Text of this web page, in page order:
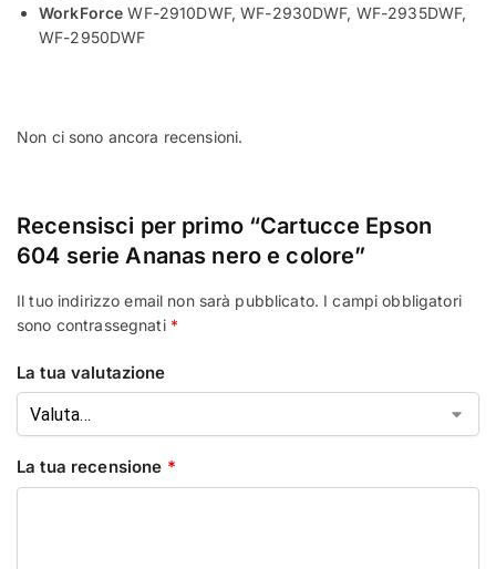
WorkForce WF-2910DWF, WF-2930DWF, WF-2935DWF,
WF-2950DWF
Non ci sono ancora recensioni.
Recensisci per primo “Cartucce Epson
604 serie Ananas nero e colore”
Il tuo indirizzo email non sarà pubblicato. I campi obbligatori
sono contrassegnati *
La tua valutazione
La tua recensione *